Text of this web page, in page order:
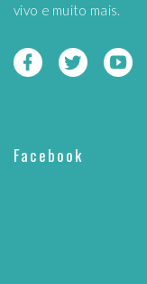
vivo e muito mais.
Facebook